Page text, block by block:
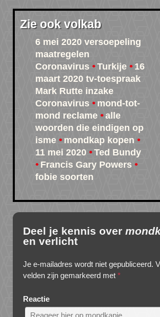
Zie ook volkab
6 mei 2020 versoepeling
maatregelen
Coronavirus
Turkije
16
maart 2020 tv-toespraak
Mark Rutte inzake
Coronavirus
mond-tot-
mond reclame
alle
woorden die eindigen op
isme
mondkap kopen
11 mei 2020
Ted Bundy
Francis Gary Powers
fobie soorten
Deel je kennis over
en verlicht
Je e-mailadres wordt niet gepubliceerd.
velden zijn gemarkeerd met *
Reactie